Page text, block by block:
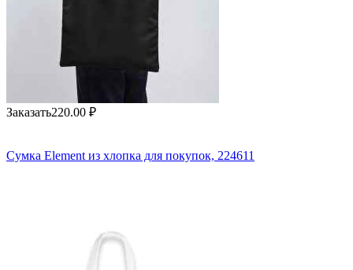
Заказать220.00 ₽
Сумка Element из хлопка для покупок, 224611